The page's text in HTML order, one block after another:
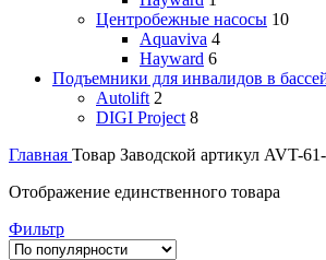
Центробежные насосы 10
Aquaviva 4
Hayward 6
Подъемники для инвалидов в
Autolift 2
DIGI Project 8
Главная Товар Заводской артикул AVT-
Отображение единственного товара
Фильтр